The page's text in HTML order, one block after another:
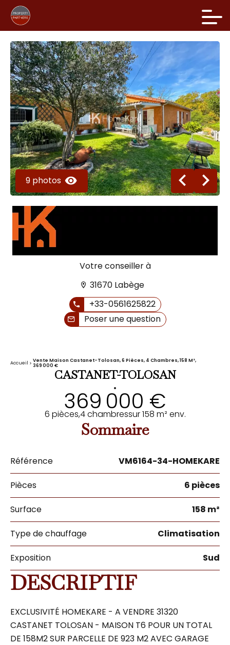
9 photos
Votre conseiller à
31670 Labège
+33-0561625822
Poser une question
Accueil
Vente Maison Castanet-Tolosan, 6 Pièces, 4 Chambres, 158 M²,
369 000 €
CASTANET-TOLOSAN
•
369 000 €
6 pièces,4 chambressur 158 m² env.
Sommaire
Référence VM6164-34-HOMEKARE
Pièces 6 pièces
Surface 158 m²
Type de chauffage Climatisation
Exposition Sud
DESCRIPTIF
EXCLUSIVITÉ HOMEKARE - A VENDRE 31320
CASTANET TOLOSAN - MAISON T6 POUR UN TOTAL
DE 158M2 SUR PARCELLE DE 923 M2 AVEC GARAGE